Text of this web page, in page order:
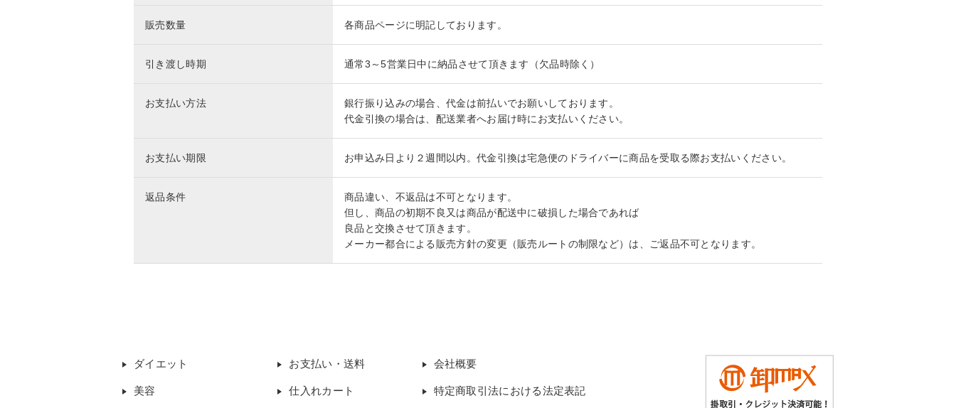
販売数量 各商品ページに明記しております。
引き渡し時期 通常3～5営業日中に納品させて頂きます（欠品時除く）
お支払い方法
銀行振り込みの場合、代金は前払いでお願いしております。
代金引換の場合は、配送業者へお届け時にお支払いください。
お支払い期限 お申込み日より２週間以内。代金引換は宅急便のドライバーに商品を受取る際お支払いください。
返品条件
商品違い、不返品は不可となります。
但し、商品の初期不良又は商品が配送中に破損した場合であれば
良品と交換させて頂きます。
メーカー都合による販売方針の変更（販売ルートの制限など）は、ご返品不可となります。
ダイエット
美容
お支払い・送料
仕入れカート
会社概要
特定商取引法における法定表記